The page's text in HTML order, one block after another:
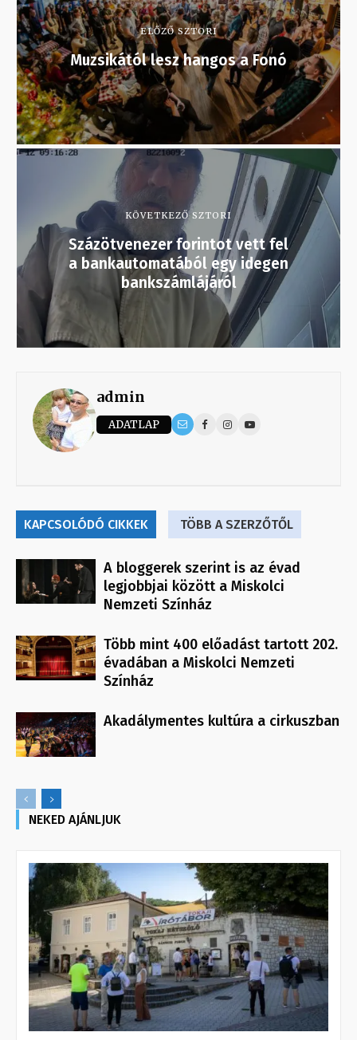
ELŐZŐ SZTORI
Muzsikától lesz hangos a Fonó
KÖVETKEZŐ SZTORI
Százötvenezer forintot vett fel
a bankautomatából egy idegen
bankszámlájáról
admin
ADATLAP
KAPCSOLÓDÓ CIKKEK TÖBB A SZERZŐTŐL
A bloggerek szerint is az évad
legjobbjai között a Miskolci
Nemzeti Színház
Több mint 400 előadást tartott 202.
évadában a Miskolci Nemzeti
Színház
Akadálymentes kultúra a cirkuszban
NEKED AJÁNLJUK